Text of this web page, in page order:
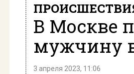
В Москве
мужчину
3 апреля 2023, 11:06